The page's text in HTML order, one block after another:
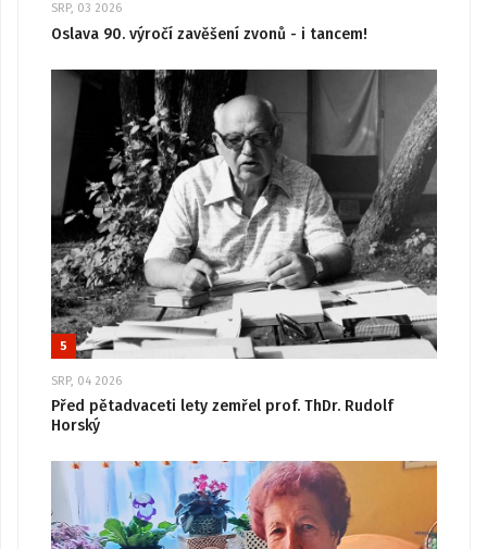
SRP, 03 2026
Oslava 90. výročí zavěšení zvonů - i tancem!
5
SRP, 04 2026
Před pětadvaceti lety zemřel prof. ThDr. Rudolf
Horský